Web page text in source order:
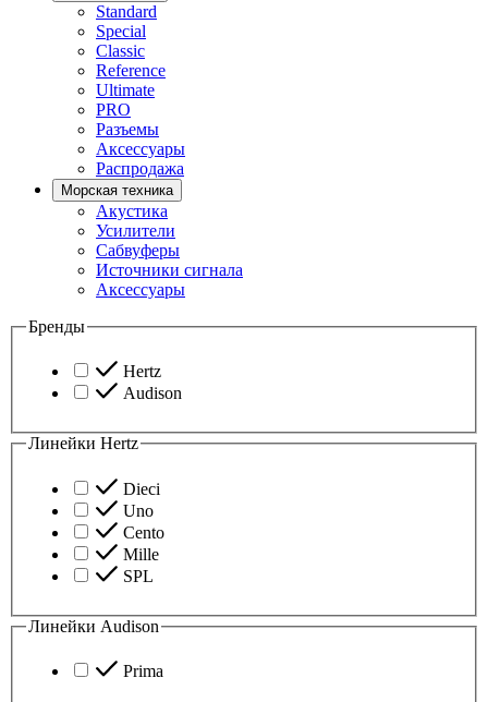
Standard
Special
Classic
Reference
Ultimate
PRO
Разъемы
Аксессуары
Распродажа
Морская техника
Акустика
Усилители
Сабвуферы
Источники сигнала
Аксессуары
Бренды
Hertz
Audison
Линейки Hertz
Dieci
Uno
Cento
Mille
SPL
Линейки Audison
Prima